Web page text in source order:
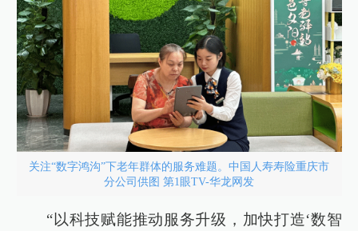
关注“数字鸿沟”下老年群体的服务难题。中国人寿寿险重庆市
分公司供图 第1眼TV-华龙网发
“以科技赋能推动服务升级，加快打造‘数智